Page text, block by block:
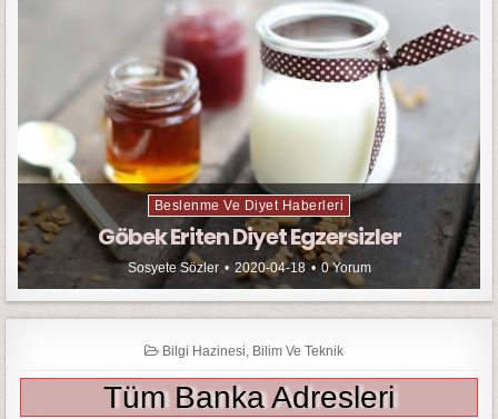
Beslenme Ve Diyet Haberleri
Göbek Eriten Diyet Egzersizler
Sosyete Sözler 2020-04-18 0 Yorum
Bilgi Hazinesi Bilim Ve Teknik
Tüm Banka Adresleri